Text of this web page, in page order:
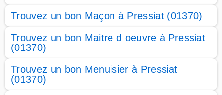
Trouvez un bon Maçon à Pressiat (01370)
Trouvez un bon Maitre d oeuvre à Pressiat
(01370)
Trouvez un bon Menuisier à Pressiat
(01370)